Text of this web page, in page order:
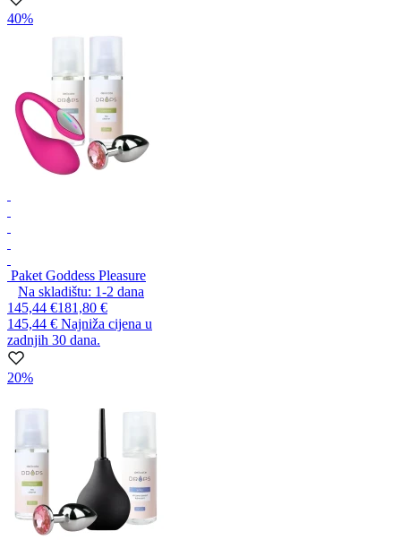
40%
Paket Goddess Pleasure
Na skladištu: 1-2 dana
145,44 €181,80 €
145,44 € Najniža cijena u
zadnjih 30 dana.
20%